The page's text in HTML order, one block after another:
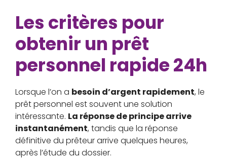
Les critères pour
obtenir un prêt
personnel rapide 24h
Lorsque l’on a besoin d’argent rapidement, le
prêt personnel est souvent une solution
intéressante. La réponse de principe arrive
instantanément, tandis que la réponse
définitive du prêteur arrive quelques heures,
après l’étude du dossier.